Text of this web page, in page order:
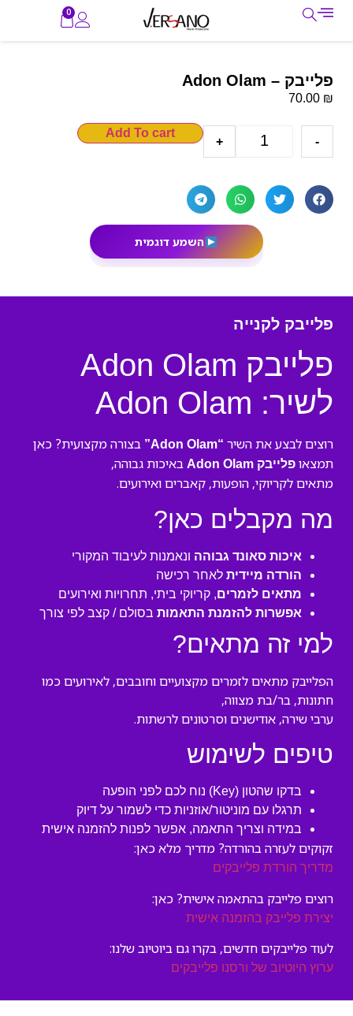
0
פלייבק – Adon Olam
70.00 ₪
-
+
Add To cart
השמע דוגמית
פלייבק לקנייה
פלייבק Adon Olam
לשיר: Adon Olam
רוצים לבצע את השיר “Adon Olam”
בצורה מקצועית? כאן
תמצאו פלייבק Adon Olam
באיכות גבוהה,
מתאים לקריוקי, הופעות, קאברים ואירועים.
מה מקבלים כאן?
איכות סאונד גבוהה ונאמנות לעיבוד המקורי
הורדה מיידית לאחר רכישה
מתאים לזמרים, קריוקי ביתי, תחרויות ואירועים
אפשרות להזמנת התאמות בסולם / קצב לפי צורך
למי זה מתאים?
הפלייבק מתאים לזמרים מקצועיים וחובבים, לאירועים כמו
חתונות, בר/בת מצווה,
ערבי שירה, אודישנים וסרטונים לרשתות.
טיפים לשימוש
בדקו שהטון (Key) נוח לכם לפני הופעה
תרגלו עם מוניטור/אוזניות כדי לשמור על דיוק
במידה וצריך התאמה, אפשר לפנות להזמנה אישית
זקוקים לעזרה בהורדה? מדריך מלא כאן:
מדריך הורדת פלייבקים
רוצים פלייבק בהתאמה אישית? כאן:
יצירת פלייבק בהזמנה אישית
לעוד פלייבקים חדשים, בקרו גם ביוטיוב שלנו:
ערוץ היוטיוב של ורסנו פלייבקים